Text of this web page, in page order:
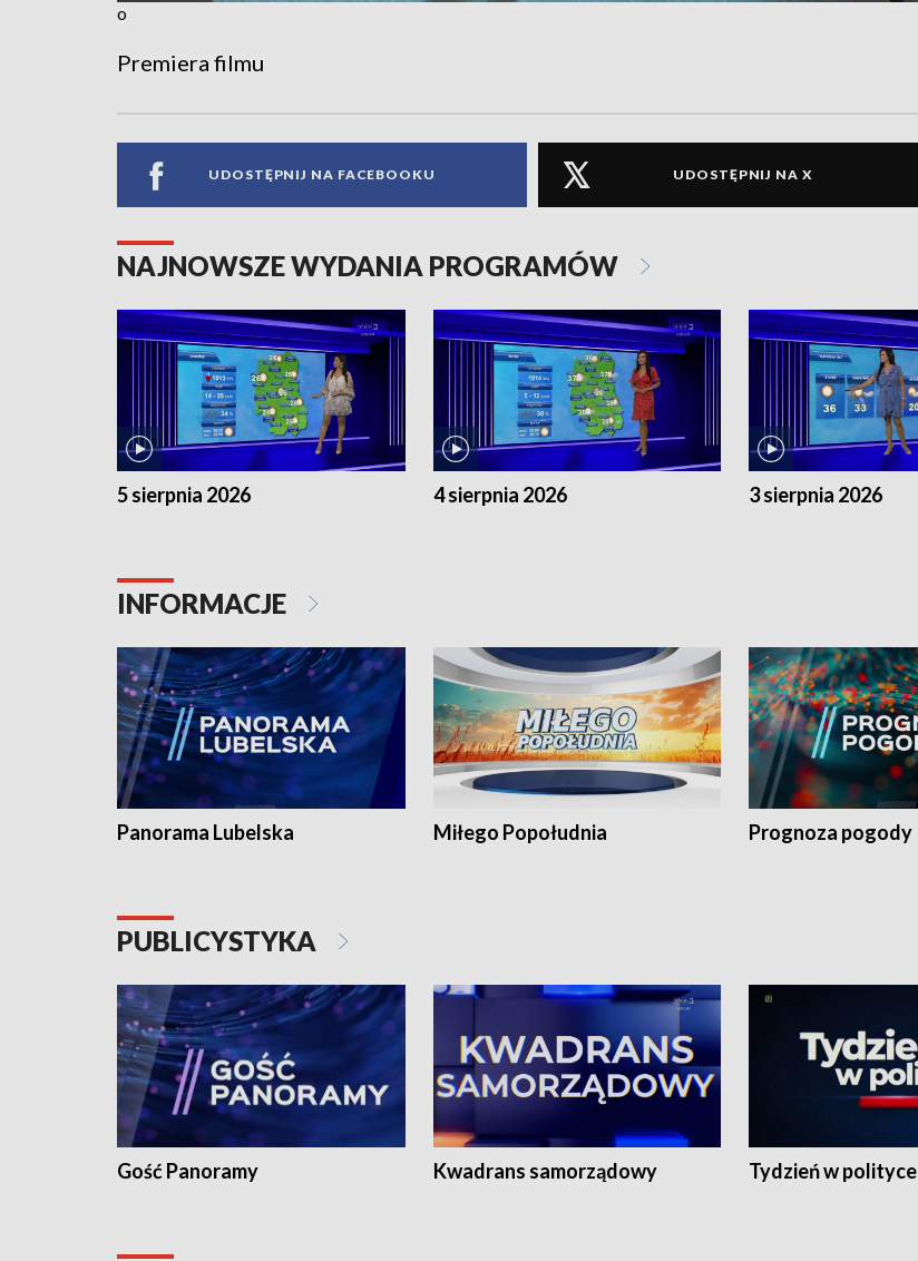
o
Premiera filmu
UDOSTĘPNIJ NA FACEBOOKU UDOSTĘPNIJ NA X
NAJNOWSZE WYDANIA PROGRAMÓW
5 sierpnia 2026 4 sierpnia 2026 3 sierpnia 2026
INFORMACJE
Panorama Lubelska Miłego Popołudnia Prognoza pogody
PUBLICYSTYKA
Gość Panoramy Kwadrans samorządowy Tydzień w polityce